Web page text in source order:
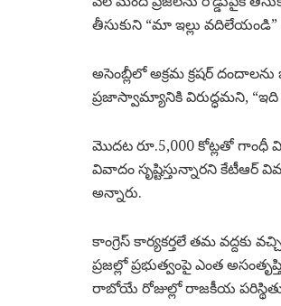
తీసుకుని “మా ఇల్లు
అసెంబ్లీలో అక్రమ క్రషర్
ప్రజాస్వామ్యానికి విరుద్ధమని,
మొదట రూ.5,000 కోట్లతో గాంధీ
వివాదం సృష్టిస్తున్నారని కేటీఆర్
అన్నారు.
కాంగ్రెస్ కార్యకర్తలే తమ వద్దకు
ప్రజల్లో ప్రభుత్వంపై ఎంత
రాబోయే రోజుల్లో రాజకీయ